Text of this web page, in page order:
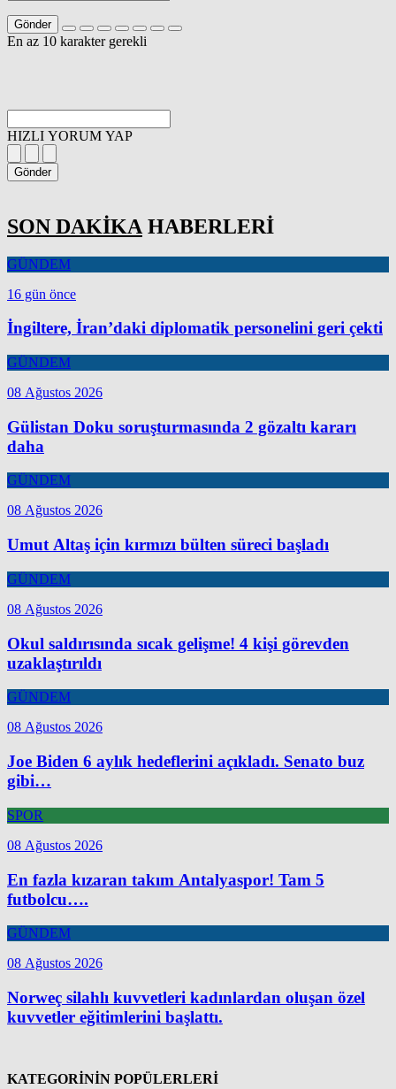
Gönder
En az 10 karakter gerekli
HIZLI YORUM YAP
Gönder
SON DAKİKA HABERLERİ
GÜNDEM
16 gün önce
İngiltere, İran’daki diplomatik personelini geri çekti
GÜNDEM
08 Ağustos 2026
Gülistan Doku soruşturmasında 2 gözaltı kararı
daha
GÜNDEM
08 Ağustos 2026
Umut Altaş için kırmızı bülten süreci başladı
GÜNDEM
08 Ağustos 2026
Okul saldırısında sıcak gelişme! 4 kişi görevden
uzaklaştırıldı
GÜNDEM
08 Ağustos 2026
Joe Biden 6 aylık hedeflerini açıkladı. Senato buz
gibi…
SPOR
08 Ağustos 2026
En fazla kızaran takım Antalyaspor! Tam 5
futbolcu….
GÜNDEM
08 Ağustos 2026
Norweç silahlı kuvvetleri kadınlardan oluşan özel
kuvvetler eğitimlerini başlattı.
KATEGORİNİN POPÜLERLERİ